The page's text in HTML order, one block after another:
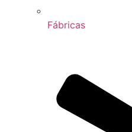
Fábricas